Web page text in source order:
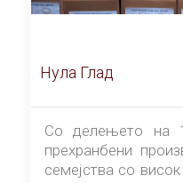
Нула Глад
Со делењето на
прехранбени
семејства со